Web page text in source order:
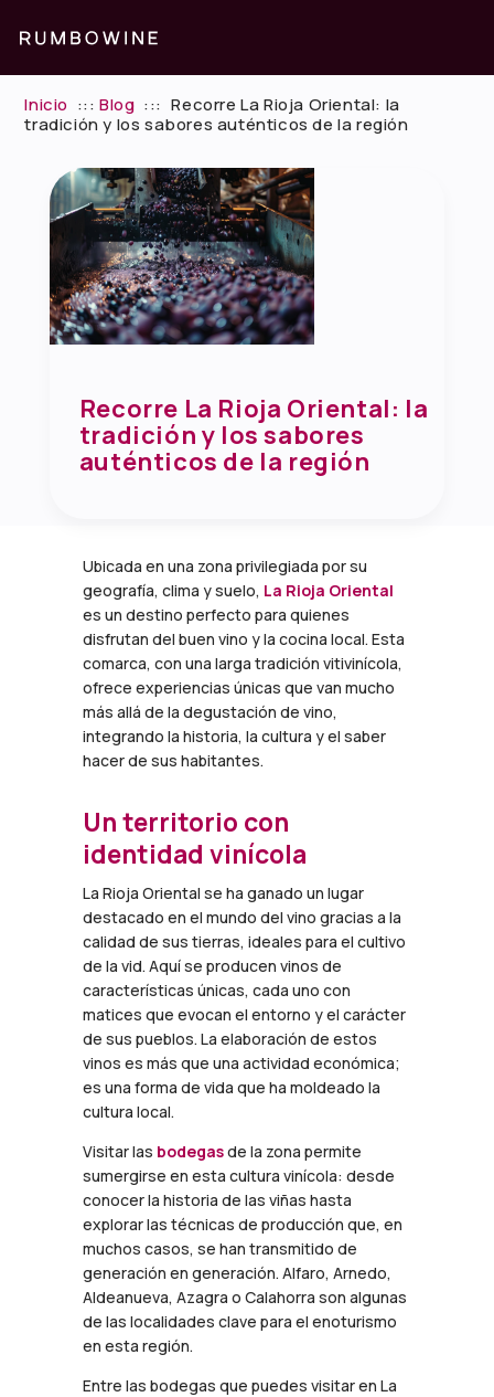
Inicio :::Blog ::: Recorre La Rioja Oriental: la
tradición y los sabores auténticos de la región
Recorre La Rioja Oriental: la
tradición y los sabores
auténticos de la región
Ubicada en una zona privilegiada por su
geografía, clima y suelo, La Rioja Oriental
es un destino perfecto para quienes
disfrutan del buen vino y la cocina local. Esta
comarca, con una larga tradición vitivinícola,
ofrece experiencias únicas que van mucho
más allá de la degustación de vino,
integrando la historia, la cultura y el saber
hacer de sus habitantes.
Un territorio con
identidad vinícola
La Rioja Oriental se ha ganado un lugar
destacado en el mundo del vino gracias a la
calidad de sus tierras, ideales para el cultivo
de la vid. Aquí se producen vinos de
características únicas, cada uno con
matices que evocan el entorno y el carácter
de sus pueblos. La elaboración de estos
vinos es más que una actividad económica;
es una forma de vida que ha moldeado la
cultura local.
Visitar las bodegasde la zona permite
sumergirse en esta cultura vinícola: desde
conocer la historia de las viñas hasta
explorar las técnicas de producción que, en
muchos casos, se han transmitido de
generación en generación. Alfaro, Arnedo,
Aldeanueva, Azagra o Calahorra son algunas
de las localidades clave para el enoturismo
en esta región.
Entre las bodegas que puedes visitar en La